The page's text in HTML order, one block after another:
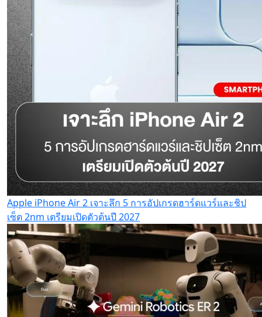
Apple iPhone Air 2 เจาะลึก 5 การอัปเกรดฮาร์ดแวร์และชิป
เซ็ต 2nm เตรียมเปิดตัวต้นปี 2027